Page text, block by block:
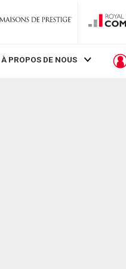
À PROPOS DE NOUS